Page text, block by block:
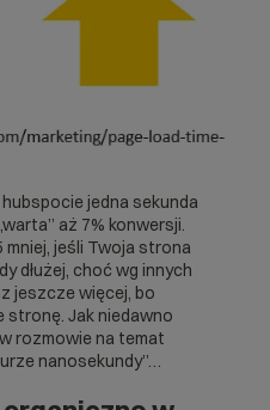
jedna sekunda
aż 7% konwersji.
jeśli Twoja strona
dłużej, choć wg innych
jeszcze więcej, bo
stronę. Jak niedawno
rozmowie na temat
nanosekundy”…